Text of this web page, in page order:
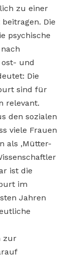
zu einer
Die
psychische
und
Die
sind für
relevant.
den sozialen
viele Frauen
als ‚Mütter-
ist die
im
Jahren
zur